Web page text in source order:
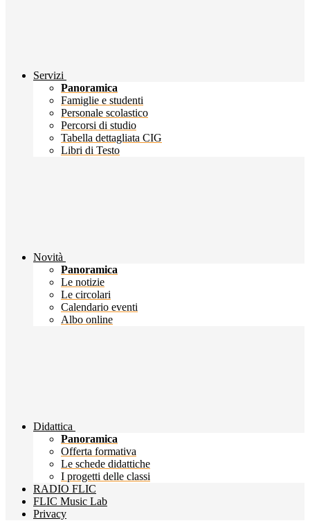
Servizi
Panoramica
Famiglie e studenti
Personale scolastico
Percorsi di studio
Tabella dettagliata CIG
Libri di Testo
Novità
Panoramica
Le notizie
Le circolari
Calendario eventi
Albo online
Didattica
Panoramica
Offerta formativa
Le schede didattiche
I progetti delle classi
RADIO FLIC
FLIC Music Lab
Privacy